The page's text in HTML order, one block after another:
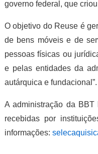
governo federal, que
O objetivo do Reuse é
de bens móveis e de
pessoas físicas ou
e pelas entidades da
autárquica e fundacional”.
A administração da
recebidas por
informações: